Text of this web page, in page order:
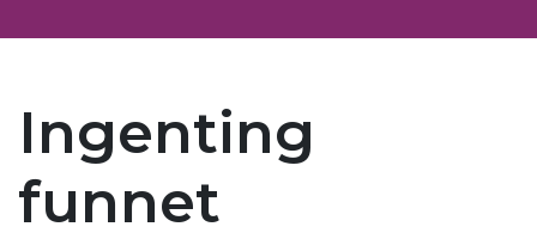
Ingenting
funnet